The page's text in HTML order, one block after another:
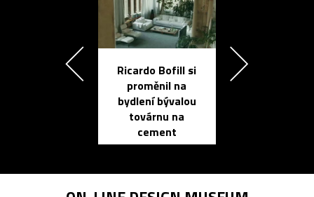
Ricardo Bofill si
proměnil na
bydlení bývalou
továrnu na
cement